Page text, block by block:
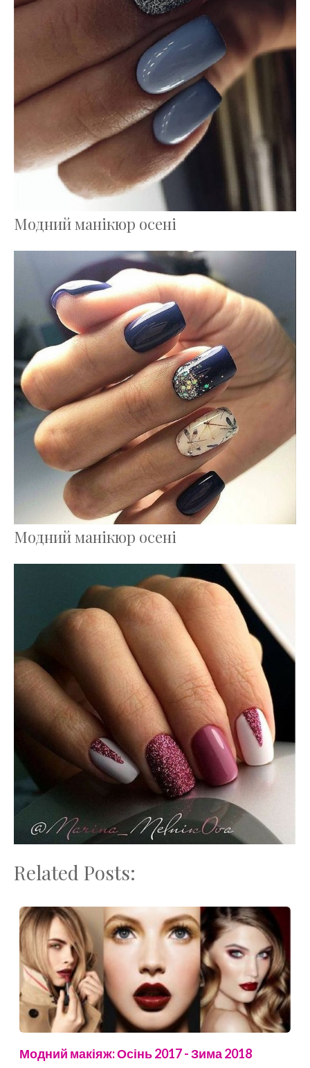
Модний манікюр осені
Модний манікюр осені
Related Posts:
Модний макіяж: Осінь 2017 - Зима 2018